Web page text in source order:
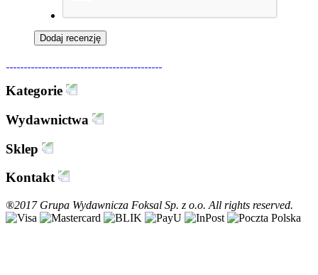
Dodaj recenzję
Kategorie
Wydawnictwa
Sklep
Kontakt
®2017 Grupa Wydawnicza Foksal Sp. z o.o. All rights reserved.